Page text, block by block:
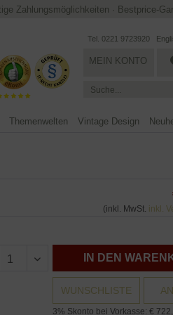
Zahlungsmöglichkeiten · Bestprice-
Tel. 0221 9723920
MEIN KONTO
Themenwelten Vintage Design
(inkl. MwSt. inkl.
IN DEN
WUNSCHLISTE
3% Skonto bei Vorkasse: €